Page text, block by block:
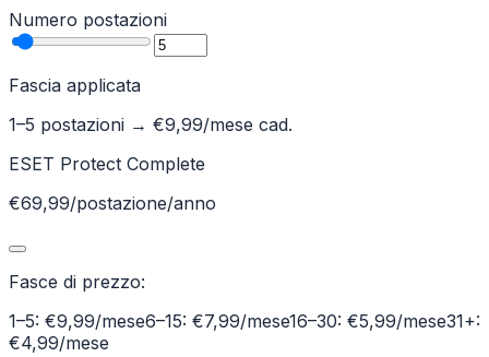
Numero postazioni
Fascia applicata
1–5 postazioni → €9,99/mese cad.
ESET Protect Complete
€69,99/postazione/anno
Fasce di prezzo:
1–5: €9,99/mese6–15: €7,99/mese16–30: €5,99/mese31+:
€4,99/mese